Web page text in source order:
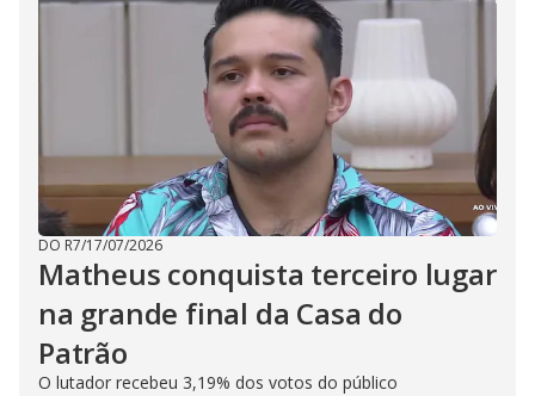
DO R7/17/07/2026
Matheus conquista terceiro lugar
na grande final da Casa do
Patrão
O lutador recebeu 3,19% dos votos do público